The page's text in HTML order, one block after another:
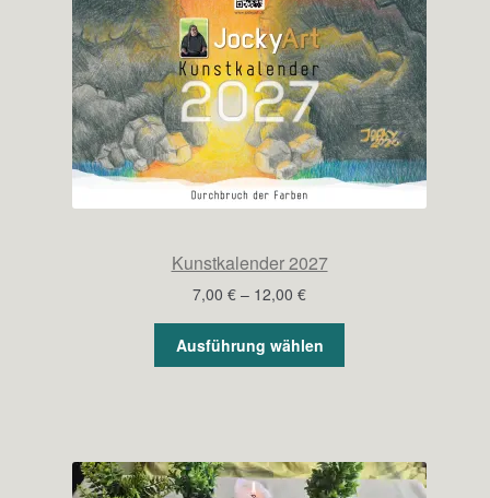
ANGEBOT
Kunstkalender 2027
7,00 € – 12,00 €Preisspanne:
bis
12,00 €
Ausführung wählen